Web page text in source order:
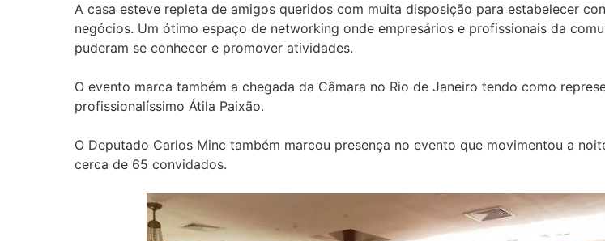
A casa esteve repleta de amigos queridos com muita disposição para estabelecer
negócios. Um ótimo espaço de networking onde empresários e profissionais da
puderam se conhecer e promover atividades.
O evento marca também a chegada da Câmara no Rio de Janeiro tendo como
profissionalíssimo Átila Paixão.
O Deputado Carlos Minc também marcou presença no evento que movimentou a
cerca de 65 convidados.